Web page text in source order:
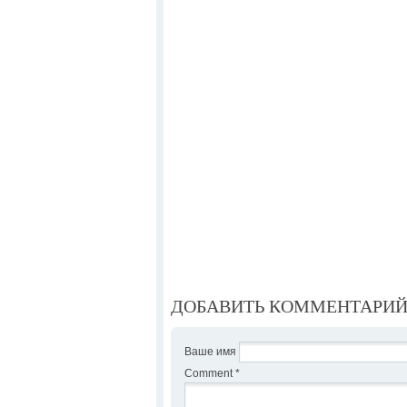
ДОБАВИТЬ КОММЕНТАРИЙ
Ваше имя
Comment *